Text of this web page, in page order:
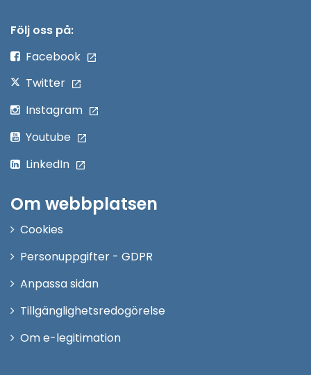
Följ oss på:
Facebook
Twitter
Instagram
Youtube
LinkedIn
Om webbplatsen
Cookies
Personuppgifter - GDPR
Anpassa sidan
Tillgänglighetsredogörelse
Om e-legitimation